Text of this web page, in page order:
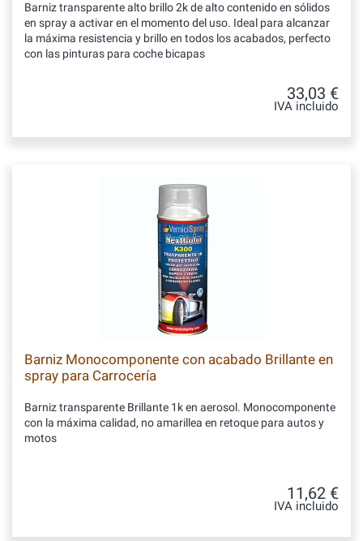
Barniz transparente alto brillo 2k de alto contenido en sólidos
en spray a activar en el momento del uso. Ideal para alcanzar
la máxima resistencia y brillo en todos los acabados, perfecto
con las pinturas para coche bicapas
33,03 €
IVA incluido
Barniz Monocomponente con acabado Brillante en
spray para Carrocería
Barniz transparente Brillante 1k en aerosol. Monocomponente
con la máxima calidad, no amarillea en retoque para autos y
motos
11,62 €
IVA incluido